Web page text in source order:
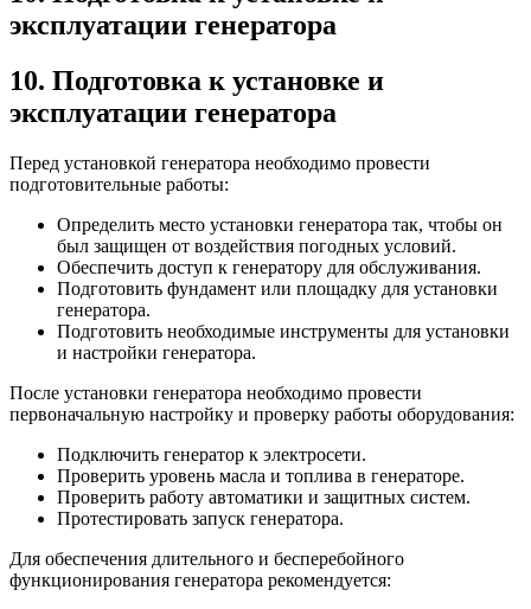
эксплуатации генератора
10. Подготовка к установке и
эксплуатации генератора
Перед установкой генератора необходимо провести
подготовительные работы:
Определить место установки генератора так, чтобы он
был защищен от воздействия погодных условий.
Обеспечить доступ к генератору для обслуживания.
Подготовить фундамент или площадку для установки
генератора.
Подготовить необходимые инструменты для установки
и настройки генератора.
После установки генератора необходимо провести
первоначальную настройку и проверку работы оборудования:
Подключить генератор к электросети.
Проверить уровень масла и топлива в генераторе.
Проверить работу автоматики и защитных систем.
Протестировать запуск генератора.
Для обеспечения длительного и бесперебойного
функционирования генератора рекомендуется: